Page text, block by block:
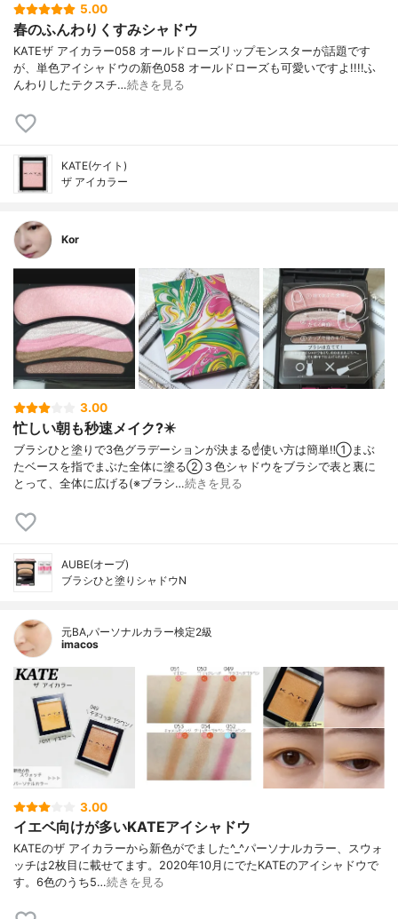
5.00
春のふんわりくすみシャドウ
KATEザ アイカラー058 オールドローズリップモンスターが話題です
が、単色アイシャドウの新色058 オールドローズも可愛いですよ!!!!ふ
んわりしたテクスチ…続きを見る
KATE(ケイト)
ザ アイカラー
Kor
3.00
忙しい朝も秒速メイク?️✴️
ブラシひと塗りで3色グラデーションが決まる☝️使い方は簡単‼️①まぶ
たベースを指でまぶた全体に塗る②３色シャドウをブラシで表と裏に
とって、全体に広げる(※ブラシ…続きを見る
AUBE(オーブ)
ブラシひと塗りシャドウN
元BA,パーソナルカラー検定2級
imacos
3.00
イエベ向けが多いKATEアイシャドウ
KATEのザ アイカラーから新色がでました^_^パーソナルカラー、スウォ
ッチは2枚目に載せてます。2020年10月にでたKATEのアイシャドウで
す。6色のうち5…続きを見る